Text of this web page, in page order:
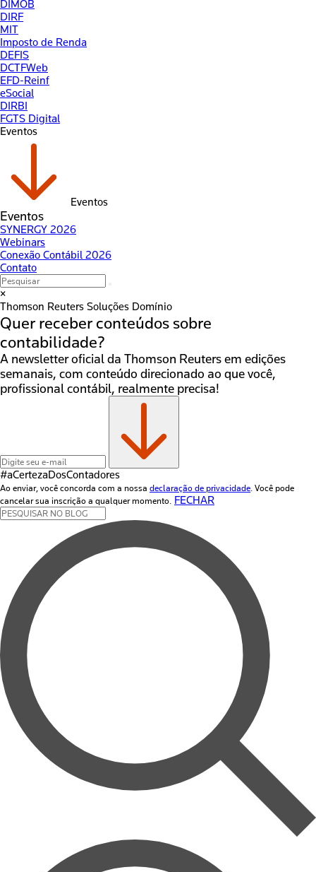
DIMOB
DIRF
MIT
Imposto de Renda
DEFIS
DCTFWeb
EFD-Reinf
eSocial
DIRBI
FGTS Digital
Eventos
Eventos
Eventos
SYNERGY 2026
Webinars
Conexão Contábil 2026
Contato
×
Thomson Reuters Soluções Domínio
Quer receber conteúdos sobre
contabilidade?
A newsletter oficial da Thomson Reuters em edições
semanais, com conteúdo direcionado ao que você,
profissional contábil, realmente precisa!
#aCertezaDosContadores
Ao enviar, você concorda com a nossa declaração de privacidade. Você pode
cancelar sua inscrição a qualquer momento. FECHAR